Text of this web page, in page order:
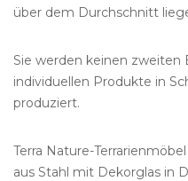
über dem Durchschnitt
Sie werden keinen zweiten
individuellen Produkte in
produziert.
Terra Nature-
aus Stahl mit Dekorglas in